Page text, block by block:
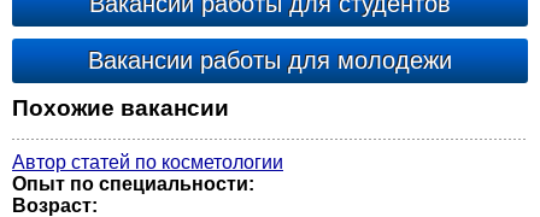
Вакансии работы для молодежи
Похожие вакансии
Автор статей по косметологии
Опыт по специальности:
Возраст: